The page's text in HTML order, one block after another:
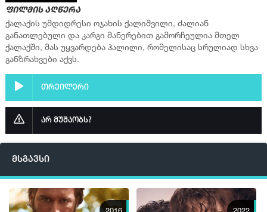
სერია 16
სერია 17
სერია 19
სერია 22
სერია 25
სერია 26
ფილმის აღწერა
ქალაქის უმდიდრესი ოჯახის ქალიშვილი, ძალიან
განათლებული და კარგი მანერებით გამორჩეულია მთელ
ქალაქში, მას უყვარდება ჰალილი, რომელისაც სრულიად სხვა
განზრახვები აქვს.
თრეილერი
არ მუშაობს?
მსგავსი